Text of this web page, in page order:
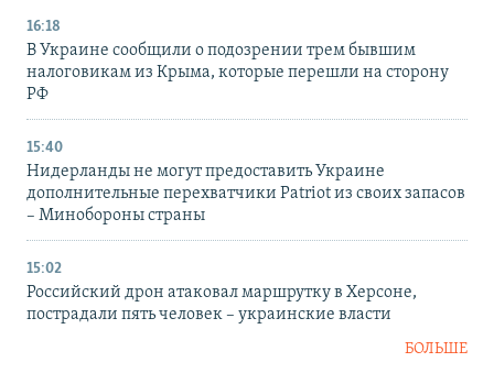
16:18
В Украине сообщили о подозрении трем бывшим
налоговикам из Крыма, которые перешли на сторону
РФ
15:40
Нидерланды не могут предоставить Украине
дополнительные перехватчики Patriot из своих запасов
– Минобороны страны
15:02
Российский дрон атаковал маршрутку в Херсоне,
пострадали пять человек – украинские власти
БОЛЬШЕ